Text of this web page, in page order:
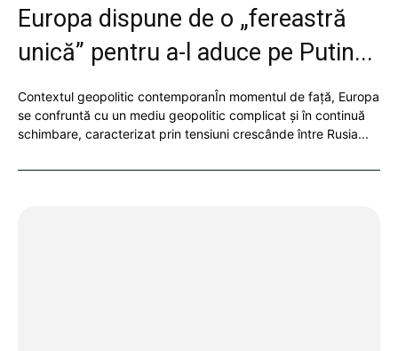
Europa dispune de o „fereastră
unică” pentru a-l aduce pe Putin...
Contextul geopolitic contemporanÎn momentul de față, Europa
se confruntă cu un mediu geopolitic complicat și în continuă
schimbare, caracterizat prin tensiuni crescânde între Rusia...